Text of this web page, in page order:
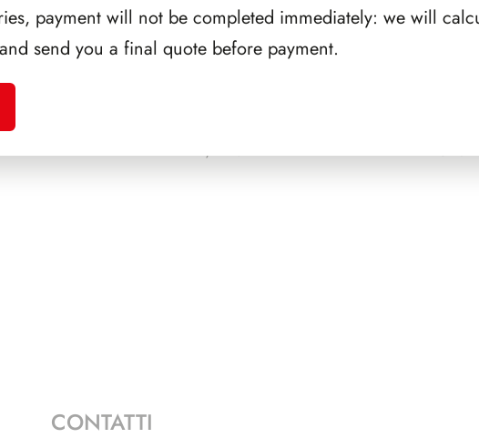
1972/1978
PAGINE
CONTATTI
payment will not be completed immediately: we will
send you a final quote before payment.